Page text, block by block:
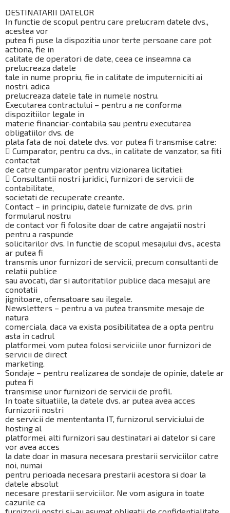
DESTINATARII DATELOR
In functie de scopul pentru care prelucram datele dvs.,
acestea vor
putea fi puse la dispozitia unor terte persoane care pot
actiona, fie in
calitate de operatori de date, ceea ce inseamna ca
prelucreaza datele
tale in nume propriu, fie in calitate de imputerniciti ai
nostri, adica
prelucreaza datele tale in numele nostru.
Executarea contractului – pentru a ne conforma
dispozitiilor legale in
materie financiar-contabila sau pentru executarea
obligatiilor dvs. de
plata fata de noi, datele dvs. vor putea fi transmise catre:
 Cumparator, pentru ca dvs., in calitate de vanzator, sa fiti
contactat
de catre cumparator pentru vizionarea licitatiei;
 Consultantii nostri juridici, furnizori de servicii de
contabilitate,
societati de recuperate creante.
Contact – in principiu, datele furnizate de dvs. prin
formularul nostru
de contact vor fi folosite doar de catre angajatii nostri
pentru a raspunde
solicitarilor dvs. In functie de scopul mesajului dvs., acesta
ar putea fi
transmis unor furnizori de servicii, precum consultanti de
relatii publice
sau avocati, dar si autoritatilor publice daca mesajul are
conotatii
jignitoare, ofensatoare sau ilegale.
Newsletters – pentru a va putea transmite mesaje de
natura
comerciala, daca va exista posibilitatea de a opta pentru
asta in cadrul
platformei, vom putea folosi serviciile unor furnizori de
servicii de direct
marketing.
Sondaje – pentru realizarea de sondaje de opinie, datele ar
putea fi
transmise unor furnizori de servicii de profil.
In toate situatiile, la datele dvs. ar putea avea acces
furnizorii nostri
de servicii de mententanta IT, furnizorul serviciului de
hosting al
platformei, alti furnizori sau destinatari ai datelor si care
vor avea acces
la date doar in masura necesara prestarii serviciilor catre
noi, numai
pentru perioada necesara prestarii acestora si doar la
datele absolut
necesare prestarii serviciilor. Ne vom asigura in toate
cazurile ca